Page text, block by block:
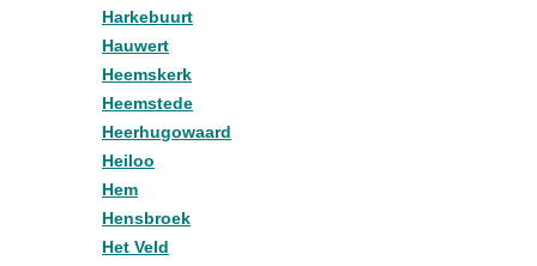
Harkebuurt
Hauwert
Heemskerk
Heemstede
Heerhugowaard
Heiloo
Hem
Hensbroek
Het Veld